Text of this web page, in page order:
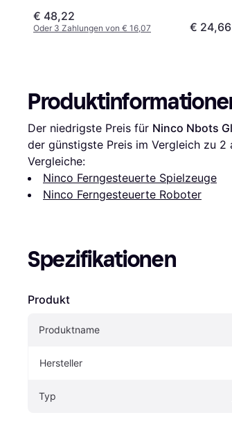
€ 48,22
Oder 3 Zahlungen von € 16,07 € 24,66
Der niedrigste Preis für Ninco Nbots
der günstigste Preis im Vergleich zu 2
Vergleiche:
Ninco Ferngesteuerte Spielzeuge
Ninco Ferngesteuerte Roboter
Spezifikationen
Produkt
Produktname
Hersteller
Typ